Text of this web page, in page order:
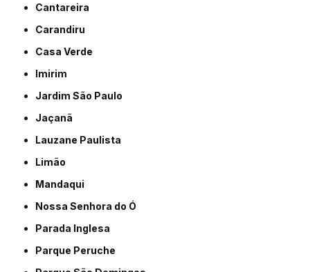
Cantareira
Carandiru
Casa Verde
Imirim
Jardim São Paulo
Jaçanã
Lauzane Paulista
Limão
Mandaqui
Nossa Senhora do Ó
Parada Inglesa
Parque Peruche